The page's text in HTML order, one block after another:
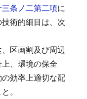
条ノ二第二項に
術的細目は、次
区画割及び周辺
、環境の保全
効率上適切な配
。